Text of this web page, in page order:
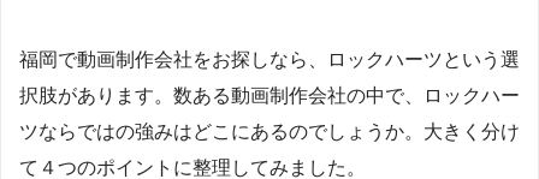
福岡で動画制作会社をお探しなら、ロックハーツという選
択肢があります。数ある動画制作会社の中で、ロックハー
ツならではの強みはどこにあるのでしょうか。大きく分け
て４つのポイントに整理してみました。